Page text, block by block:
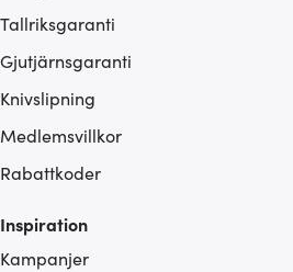
Tallriksgaranti
Gjutjärnsgaranti
Knivslipning
Medlemsvillkor
Rabattkoder
Inspiration
Kampanjer